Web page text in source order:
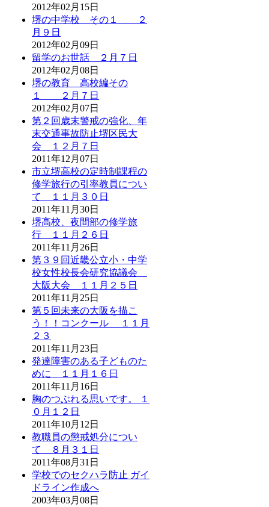
2012年02月15日
堺の中学校 その１ ２
月９日
2012年02月09日
留学のお世話 ２月７日
2012年02月08日
堺の教育 高校編その
１ ２月７日
2012年02月07日
第２回歳末警戒の強化、年
末交通事故防止堺区民大
会 １２月７日
2011年12月07日
市立堺高校の定時制課程の
修学旅行の引率教員につい
て １１月３０日
2011年11月30日
堺高校、夜間部の修学旅
行 １１月２６日
2011年11月26日
第３９回近畿公立小・中学
校女性校長会研究協議会
大阪大会 １１月２５日
2011年11月25日
第５回未来の大阪を描こ
う！！コンクール １１月
２３
2011年11月23日
発達障害のある子どものた
めに １１月１６日
2011年11月16日
胸のつぶれる思いです。 １
０月１２日
2011年10月12日
教職員の懲戒処分につい
て ８月３１日
2011年08月31日
学校でのセクハラ防止 ガイ
ドライン作成へ
2003年03月08日